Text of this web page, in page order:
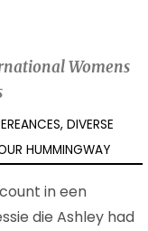
Womens
,DIVERSE
HUMMINGWAY
in een
die Ashley had